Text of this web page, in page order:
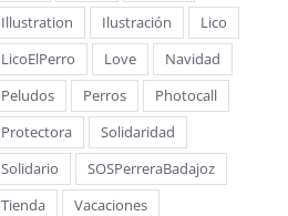
Illustration
Ilustración
Lico
LicoElPerro
Love
Navidad
Peludos
Perros
Photocall
Protectora
Solidaridad
Solidario
SOSPerreraBadajoz
Tienda
Vacaciones